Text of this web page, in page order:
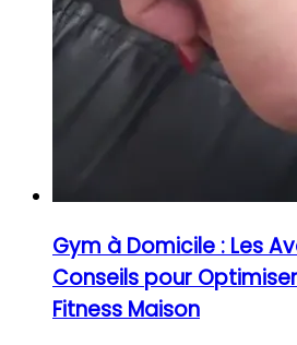
Gym à Domicile : Les
Conseils pour
Fitness Maison